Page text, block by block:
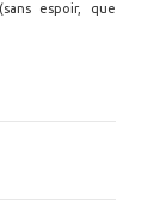
espoir, que